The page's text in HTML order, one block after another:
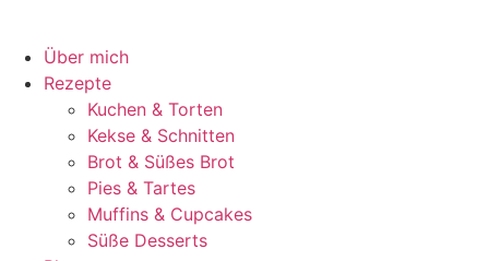
Über mich
Rezepte
Kuchen & Torten
Kekse & Schnitten
Brot & Süßes Brot
Pies & Tartes
Muffins & Cupcakes
Süße Desserts